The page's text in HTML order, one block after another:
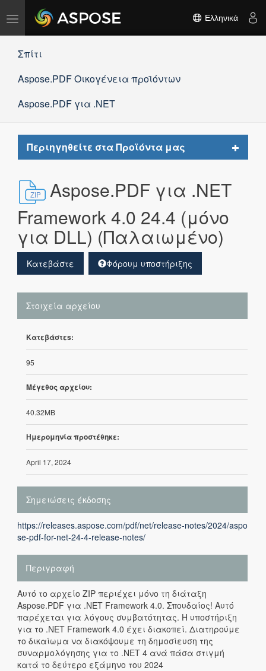
Εναλλαγή
πλοήγησης
Ελληνικά
Σπίτι
Aspose.PDF Οικογένεια προϊόντων
Aspose.PDF για .NET
Περιηγηθείτε στα Προϊόντα μας
Toggle
Aspose.PDF για .NET
Framework 4.0 24.4 (μόνο
για DLL) (Παλαιωμένο)
Κατεβάστε Φόρουμ υποστήριξης
Στοιχεία αρχείου
Κατεβάστεs:
95
Μέγεθος αρχείου:
40.32MB
Ημερομηνία προστέθηκε:
April 17, 2024
Σημειώσεις έκδοσης
https://releases.aspose.com/pdf/net/release-notes/2024/aspo
se-pdf-for-net-24-4-release-notes/
Περιγραφή
Αυτό το αρχείο ZIP περιέχει μόνο τη διάταξη
Aspose.PDF για .NET Framework 4.0. Σπουδαίος! Αυτό
παρέχεται για λόγους συμβατότητας. Η υποστήριξη
για το .NET Framework 4.0 έχει διακοπεί. Διατηρούμε
το δικαίωμα να διακόψουμε τη δημοσίευση της
συναρμολόγησης για το .NET 4 ανά πάσα στιγμή
κατά το δεύτερο εξάμηνο του 2024